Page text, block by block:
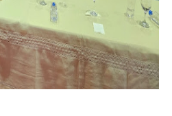
Festival de Plantas 2026
y Transformación Social al
se forman como agentes